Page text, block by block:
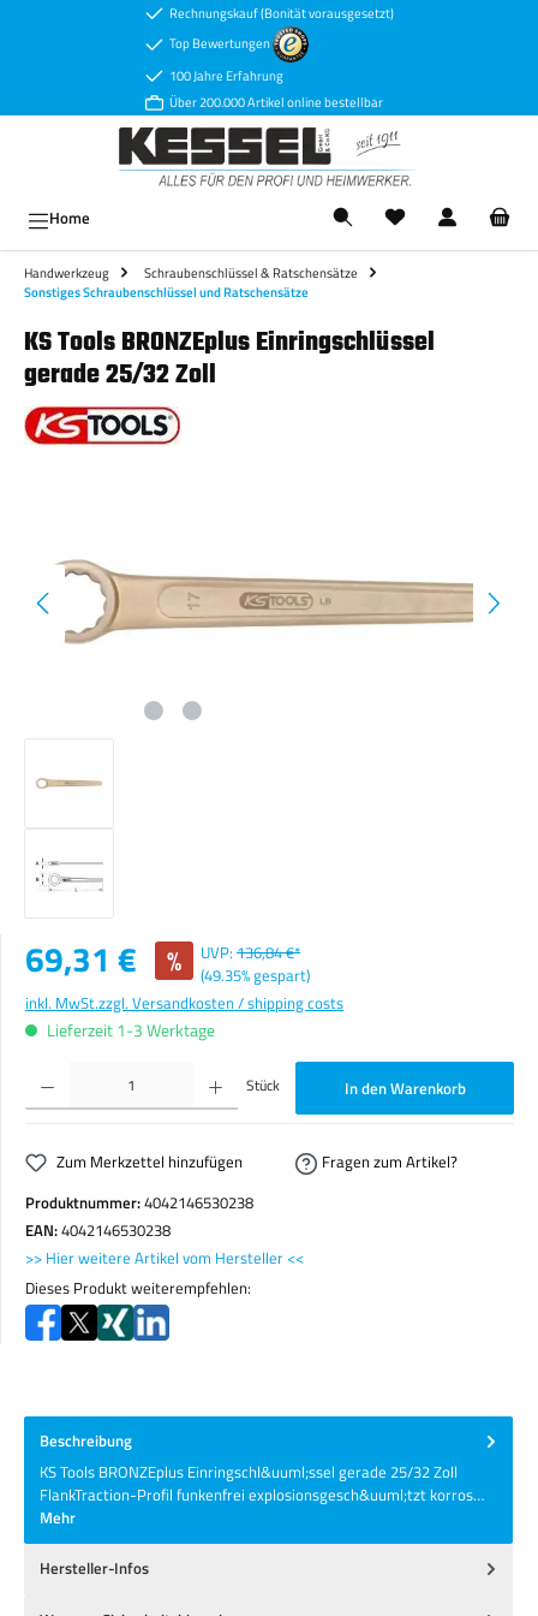
Zum Hauptinhalt springenRechnungskauf (Bonität vorausgesetzt)
Top Bewertungen
100 Jahre Erfahrung
Über 200.000 Artikel online bestellbar
Home
Handwerkzeug
Schraubenschlüssel & Ratschensätze
Sonstiges Schraubenschlüssel und Ratschensätze
KS Tools BRONZEplus Einringschlüssel
gerade 25/32 Zoll
Verkaufspreis:
69,31 € % UVP: 136,84 €*
(49.35% gespart)
inkl. MwSt.zzgl. Versandkosten / shipping costs
Lieferzeit 1-3 Werktage
Produkt Anzahl: Gib den gewünschten Wert ein oder benutze die Schaltflächen um die Anzahl zu
Stück In den Warenkorb
Zum Merkzettel hinzufügen
Fragen zum Artikel?
Produktnummer:4042146530238
EAN:4042146530238
>> Hier weitere Artikel vom Hersteller <<
Dieses Produkt weiterempfehlen:
Beschreibung
KS Tools BRONZEplus Einringschl&uuml;ssel gerade 25/32 Zoll
FlankTraction-Profil funkenfrei explosionsgesch&uuml;tzt korros…
Mehr
Hersteller-Infos